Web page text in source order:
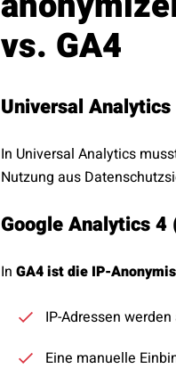
vs. GA4
Universal
In Universal Analytics
Nutzung aus
Google Analytics
In GA4 ist die IP-
IP-Adressen
Eine manuelle